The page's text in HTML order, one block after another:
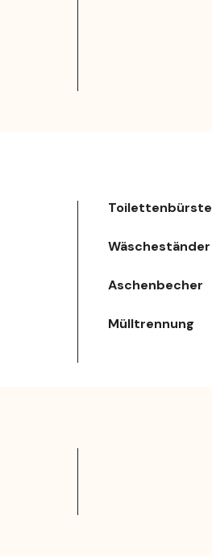
Toilettenbürste
Wäscheständer
Aschenbecher
Mülltrennung